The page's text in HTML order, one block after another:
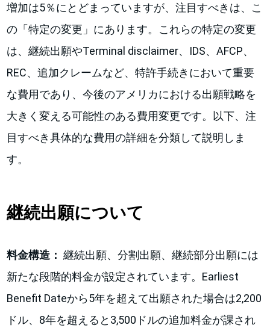
増加は5％にとどまっていますが、注目すべきは、こ
の「特定の変更」にあります。これらの特定の変更
は、継続出願やTerminal disclaimer、IDS、AFCP、
REC、追加クレームなど、特許手続きにおいて重要
な費用であり、今後のアメリカにおける出願戦略を
大きく変える可能性のある費用変更です。以下、注
目すべき具体的な費用の詳細を分類して説明しま
す。
継続出願について
料金構造： 継続出願、分割出願、継続部分出願には
新たな段階的料金が設定されています。Earliest
Benefit Dateから5年を超えて出願された場合は2,200
ドル、8年を超えると3,500ドルの追加料金が課され